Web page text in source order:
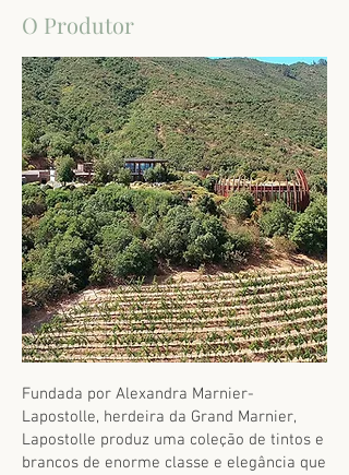
O Produtor
Fundada por Alexandra Marnier-
Lapostolle, herdeira da Grand Marnier,
Lapostolle produz uma coleção de tintos e
brancos de enorme classe e elegância que